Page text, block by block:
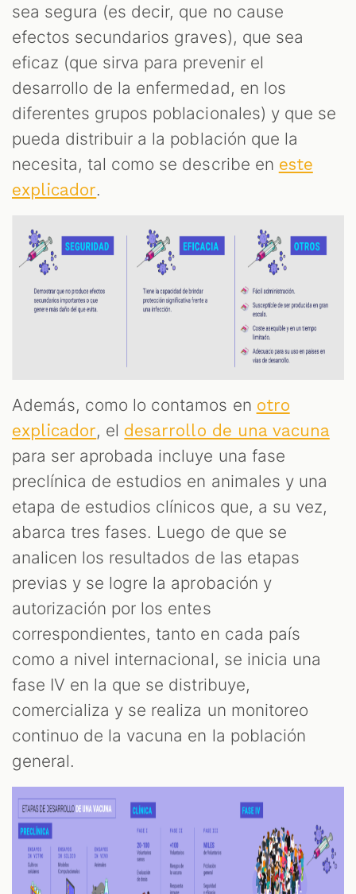
sea segura (es decir, que no cause
efectos secundarios graves), que sea
eficaz (que sirva para prevenir el
desarrollo de la enfermedad, en los
diferentes grupos poblacionales) y que se
pueda distribuir a la población que la
necesita, tal como se describe en este
explicador.
Además, como lo contamos en otro
explicador, el desarrollo de una vacuna
para ser aprobada incluye una fase
preclínica de estudios en animales y una
etapa de estudios clínicos que, a su vez,
abarca tres fases. Luego de que se
analicen los resultados de las etapas
previas y se logre la aprobación y
autorización por los entes
correspondientes, tanto en cada país
como a nivel internacional, se inicia una
fase IV en la que se distribuye,
comercializa y se realiza un monitoreo
continuo de la vacuna en la población
general.